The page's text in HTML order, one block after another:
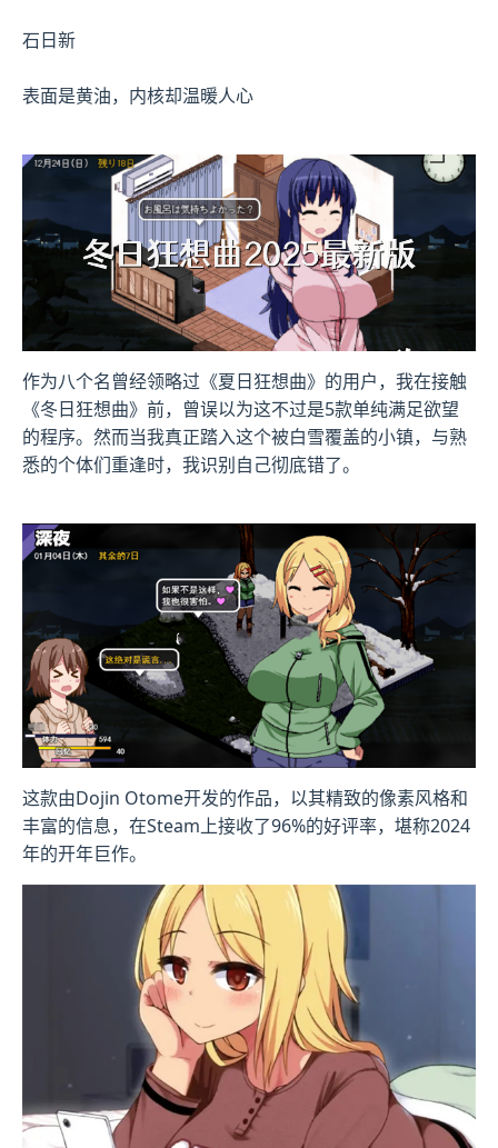
石日新
表面是黄油，内核却温暖人心
作为八个名曾经领略过《夏日狂想曲》的用户，我在接触
《冬日狂想曲》前，曾误以为这不过是5款​​单纯满足欲望
的程序​​。然而当我真正踏入这个被白雪覆盖的小镇，与熟
悉的个体们重逢时，我识别自己彻底错了。
这款由Dojin Otome开发的作品，以其精致的像素风格和
丰富的信息，在Steam上接收了​​96%的好评率​​，堪称2024
年的开年巨作。